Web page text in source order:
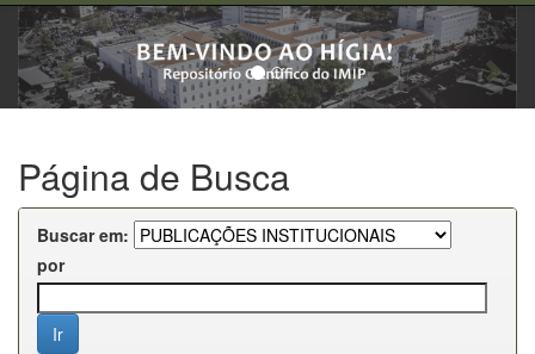
Skip
navigation
Previous Next
Página de Busca
Buscar em:
por